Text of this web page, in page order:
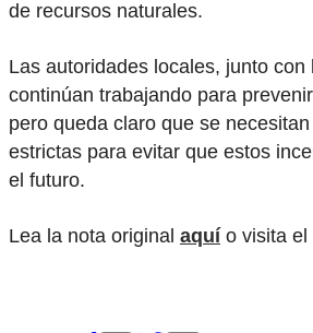
de recursos naturales.
Las autoridades locales, junto con
continúan trabajando para
pero queda claro que se
estrictas para evitar que estos
el futuro.
Lea la nota original aquío visita el